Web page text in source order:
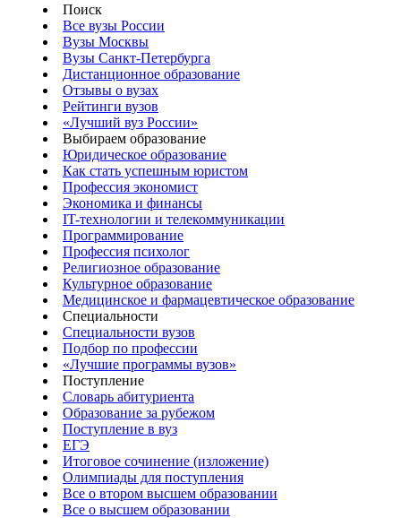
Поиск
Все вузы России
Вузы Москвы
Вузы Санкт-Петербурга
Дистанционное образование
Отзывы о вузах
Рейтинги вузов
«Лучший вуз России»
Выбираем образование
Юридическое образование
Как стать успешным юристом
Профессия экономист
Экономика и финансы
IT-технологии и телекоммуникации
Программирование
Профессия психолог
Религиозное образование
Культурное образование
Медицинское и фармацевтическое образование
Специальности
Специальности вузов
Подбор по профессии
«Лучшие программы вузов»
Поступление
Словарь абитуриента
Образование за рубежом
Поступление в вуз
ЕГЭ
Итоговое сочинение (изложение)
Олимпиады для поступления
Все о втором высшем образовании
Все о высшем образовании